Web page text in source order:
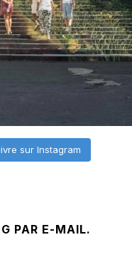
sur Instagram
PAR E-MAIL.